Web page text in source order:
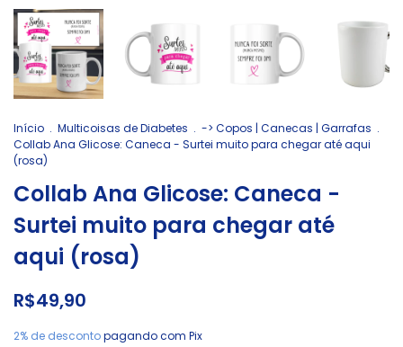
Início . Multicoisas de Diabetes . -> Copos | Canecas | Garrafas .
Collab Ana Glicose: Caneca - Surtei muito para chegar até aqui
(rosa)
Collab Ana Glicose: Caneca -
Surtei muito para chegar até
aqui (rosa)
R$49,90
2% de descontopagando com Pix